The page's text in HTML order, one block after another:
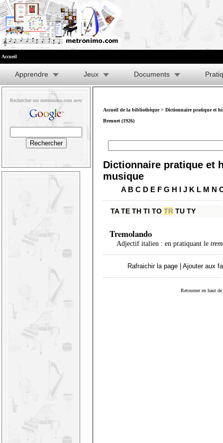
Accueil
Apprendre Jeux Documents
Rechercher sur metronimo.com avec
Accueil de la bibliothèque> Dictionnaire pratique et
Brennet (1926)
Dictionnaire pratique et
musique
A B C D E F G H I J K L M N
TA TE TH TI TO TR TU TY
Tremolando
Adjectif italien : en pratiquant le
Rafraichir la page Ajouter aux
Retourner en haut de